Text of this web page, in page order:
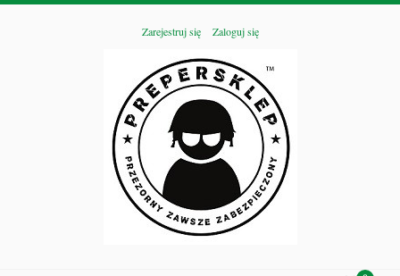
Zarejestruj się Zaloguj się